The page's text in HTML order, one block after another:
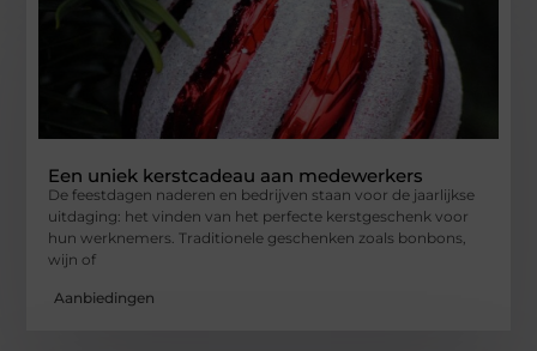
Een uniek kerstcadeau aan medewerkers
De feestdagen naderen en bedrijven staan voor de jaarlijkse
uitdaging: het vinden van het perfecte kerstgeschenk voor
hun werknemers. Traditionele geschenken zoals bonbons,
wijn of
Aanbiedingen